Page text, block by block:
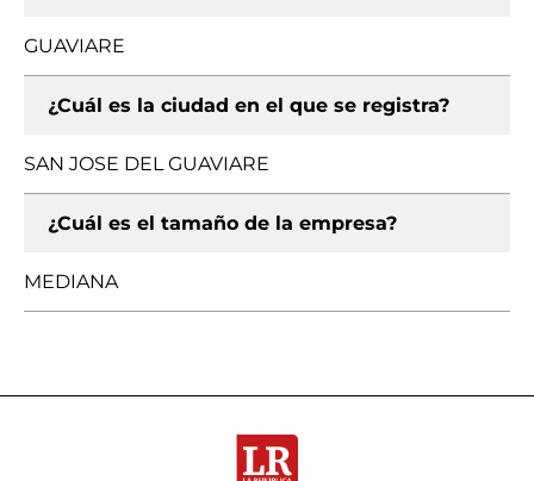
GUAVIARE
¿Cuál es la ciudad en el que se registra?
SAN JOSE DEL GUAVIARE
¿Cuál es el tamaño de la empresa?
MEDIANA